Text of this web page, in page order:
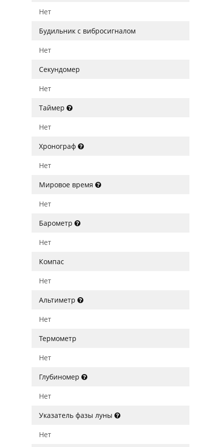
Нет
Будильник с вибросигналом
Нет
Секундомер
Нет
Таймер
Нет
Хронограф
Нет
Мировое время
Нет
Барометр
Нет
Компас
Нет
Альтиметр
Нет
Термометр
Нет
Глубиномер
Нет
Указатель фазы луны
Нет